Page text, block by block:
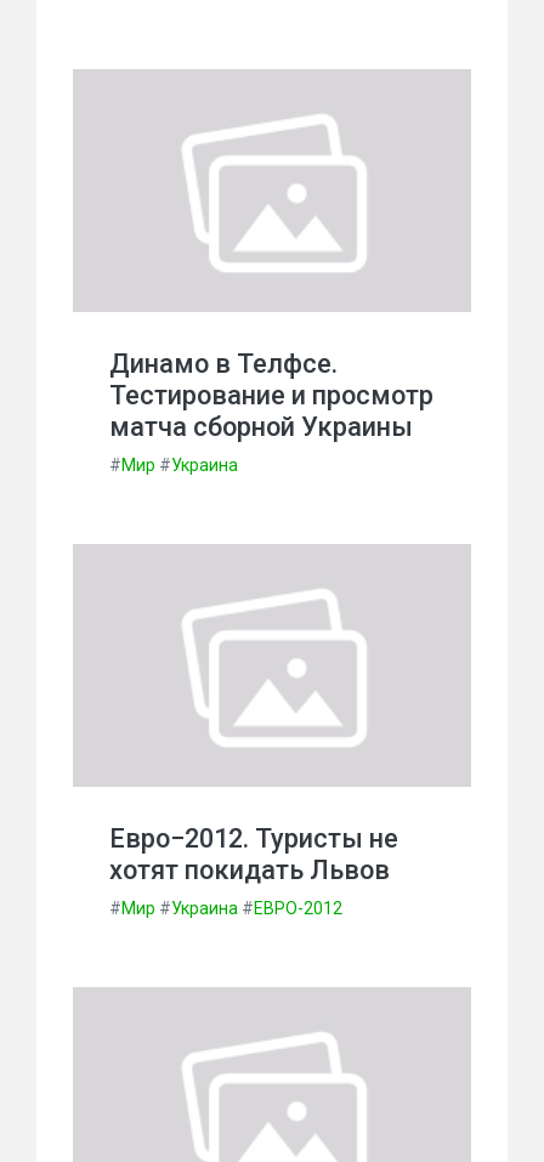
Динамо в Телфсе.
Тестирование и просмотр
матча сборной Украины
#Мир #Украина
Евро−2012. Туристы не
хотят покидать Львов
#Мир #Украина #ЕВРО-2012